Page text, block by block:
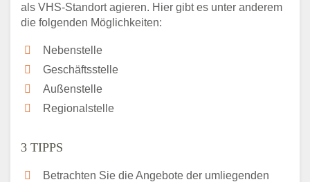
als VHS-Standort agieren. Hier gibt es unter anderem
die folgenden Möglichkeiten:
Nebenstelle
Geschäftsstelle
Außenstelle
Regionalstelle
3 TIPPS
Betrachten Sie die Angebote der umliegenden